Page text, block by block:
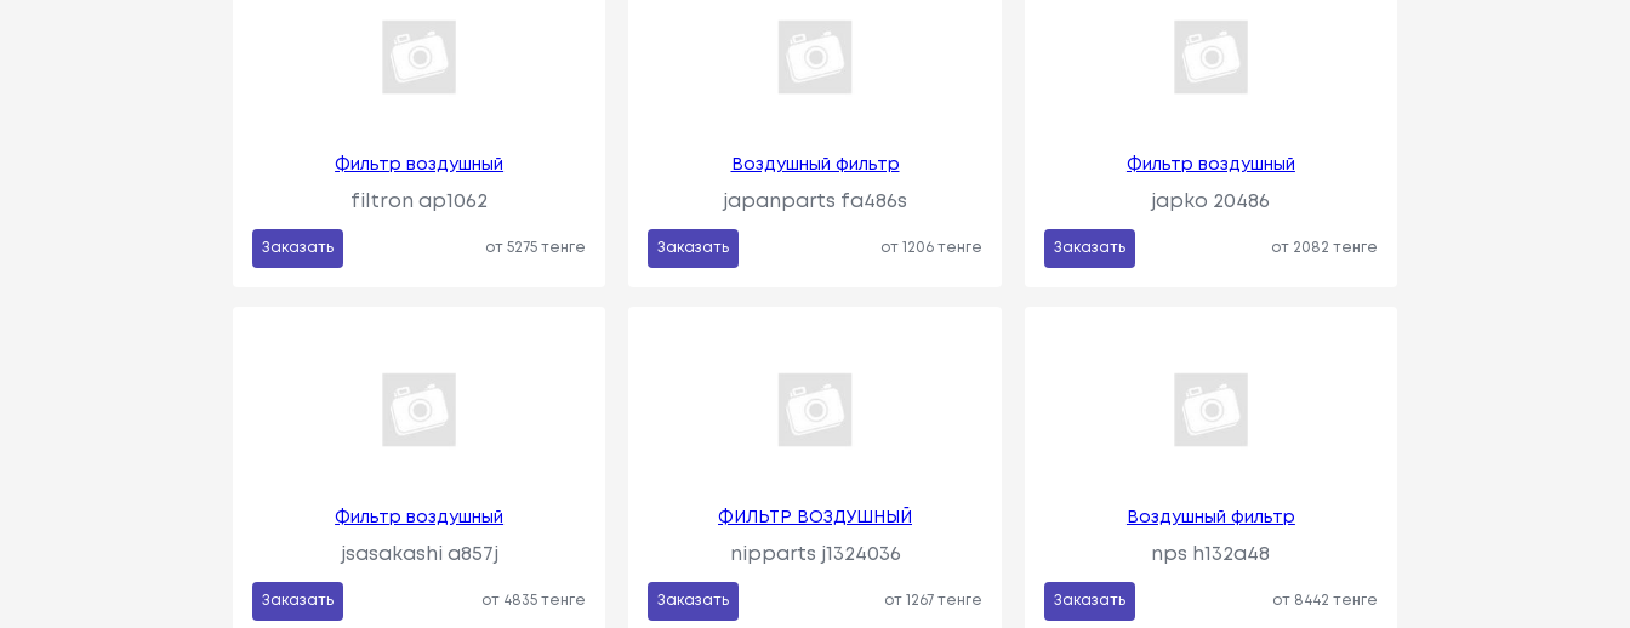
Фильтр воздушный
filtron ap1062
Заказать от 5275 тенге
Воздушный фильтр
japanparts fa486s
Заказать от 1206 тенге
Фильтр воздушный
japko 20486
Заказать от 2082 тенге
Фильтр воздушный
jsasakashi a857j
Заказать от 4835 тенге
ФИЛЬТР ВОЗДУШНЫЙ
nipparts j1324036
Заказать от 1267 тенге
Воздушный фильтр
nps h132a48
Заказать от 8442 тенге